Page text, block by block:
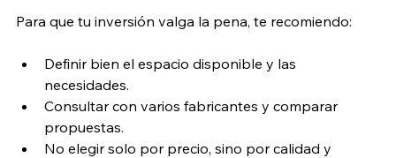
Para que tu inversión valga la pena, te recomiendo:
Definir bien el espacio disponible y las
necesidades.
Consultar con varios fabricantes y comparar
propuestas.
No elegir solo por precio, sino por calidad y